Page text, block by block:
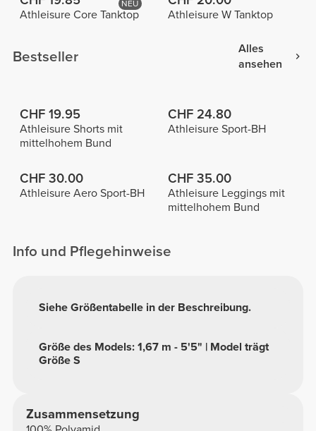
NEU
Athleisure Core Tanktop Athleisure W Tanktop
Bestseller
Alles
ansehen
CHF 19.95
Athleisure Shorts mit
mittelhohem Bund
CHF 24.80
Athleisure Sport-BH
CHF 30.00
Athleisure Aero Sport-BH
CHF 35.00
Athleisure Leggings mit
mittelhohem Bund
Info und Pflegehinweise
Größe des Models: 1,67 m - 5'5" | Model trägt
Größe S
Siehe Größentabelle in der Beschreibung.
Zusammensetzung